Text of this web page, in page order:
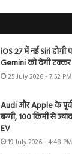
iOS 27 में नई Siri होगी
Gemini को देगी टक्कर
25 July 2026 - 7:52 PM
Audi और Apple के पूर्व
बग्गी, 100 किमी से
EV
19 July 2026 - 4:48 PM